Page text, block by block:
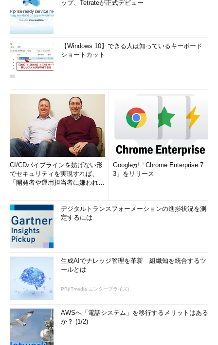
ップ、Tetrateが正式デビュー
【Windows 10】できる人は知っているキーボード
ショートカット
CI/CDパイプラインを妨げない形
でセキュリティを実現すれば、
「開発者や運用担当者に嫌われな
Googleが「Chrome Enterprise 7
3」をリリース
デジタルトランスフォーメーションの進捗状況を測
定するには
生成AIでナレッジ管理を革新 組織知を統合するツ
ールとは
PR(ITmedia エンタープライズ)
AWSへ「電話システム」を移行するメリットはある
か？ (1/2)